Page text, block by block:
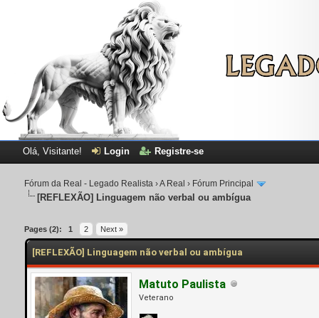
Olá, Visitante! Login Registre-se
Fórum da Real - Legado Realista ›A Real › Fórum Principal
[REFLEXÃO] Linguagem não verbal ou ambígua
Pages (2): 1 2 Next »
[REFLEXÃO] Linguagem não verbal ou ambígua
Matuto Paulista
Veterano